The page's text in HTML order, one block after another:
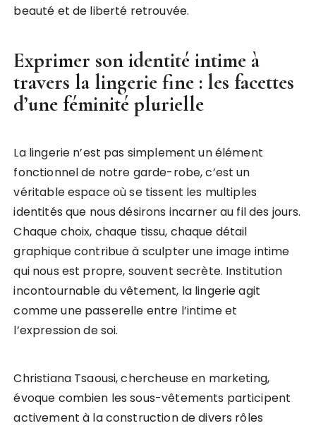
beauté et de liberté retrouvée.
Exprimer son identité intime à
travers la lingerie fine : les facettes
d’une féminité plurielle
La lingerie n’est pas simplement un élément
fonctionnel de notre garde-robe, c’est un
véritable espace où se tissent les multiples
identités que nous désirons incarner au fil des jours.
Chaque choix, chaque tissu, chaque détail
graphique contribue à sculpter une image intime
qui nous est propre, souvent secrète. Institution
incontournable du vêtement, la lingerie agit
comme une passerelle entre l’intime et
l’expression de soi.
Christiana Tsaousi, chercheuse en marketing,
évoque combien les sous-vêtements participent
activement à la construction de divers rôles